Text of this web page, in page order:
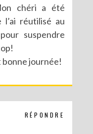
chéri a été
réutilisé au
suspendre
journée!
RÉPONDRE